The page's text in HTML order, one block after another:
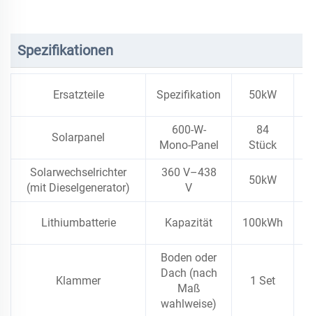
Spezifikationen
Ersatzteile Spezifikation 50kW
Solarpanel
600-W-
Mono-Panel
84
Stück
Solarwechselrichter
(mit Dieselgenerator)
360 V–438
V
50kW
Lithiumbatterie Kapazität 100kWh
Klammer
Boden oder
Dach (nach
Maß
wahlweise)
1 Set